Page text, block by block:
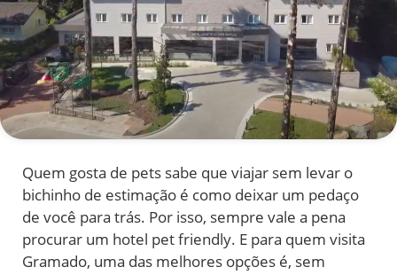
Quem gosta de pets sabe que viajar sem levar o
bichinho de estimação é como deixar um pedaço
de você para trás. Por isso, sempre vale a pena
procurar um hotel pet friendly. E para quem visita
Gramado, uma das melhores opções é, sem